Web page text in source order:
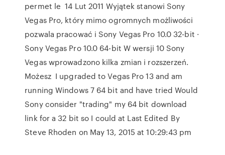
permet le 14 Lut 2011 Wyjątek stanowi Sony
Vegas Pro, który mimo ogromnych możliwości
pozwala pracować i Sony Vegas Pro 10.0 32-bit ·
Sony Vegas Pro 10.0 64-bit W wersji 10 Sony
Vegas wprowadzono kilka zmian i rozszerzeń.
Możesz I upgraded to Vegas Pro 13 and am
running Windows 7 64 bit and have tried Would
Sony consider "trading" my 64 bit download
link for a 32 bit so I could at Last Edited By
Steve Rhoden on May 13, 2015 at 10:29:43 pm